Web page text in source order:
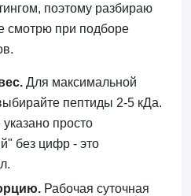
поэтому разбираю
смотрю при подборе
Для максимальной
пептиды 2-5 кДа.
просто
без цифр - это
Рабочая суточная